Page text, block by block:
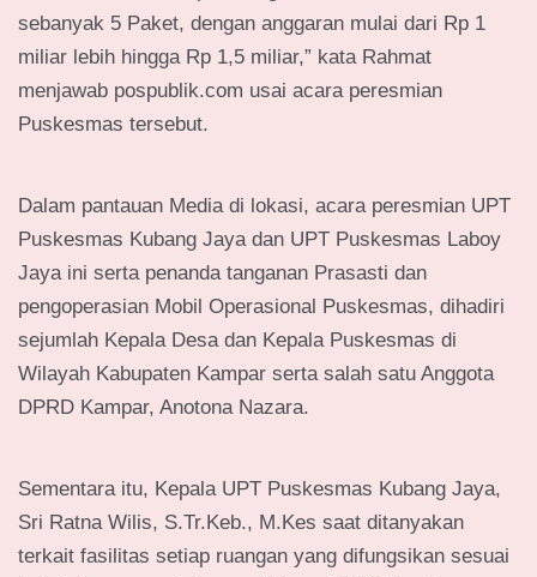
sebanyak 5 Paket, dengan anggaran mulai dari Rp 1
miliar lebih hingga Rp 1,5 miliar,” kata Rahmat
menjawab pospublik.com usai acara peresmian
Puskesmas tersebut.
Dalam pantauan Media di lokasi, acara peresmian UPT
Puskesmas Kubang Jaya dan UPT Puskesmas Laboy
Jaya ini serta penanda tanganan Prasasti dan
pengoperasian Mobil Operasional Puskesmas, dihadiri
sejumlah Kepala Desa dan Kepala Puskesmas di
Wilayah Kabupaten Kampar serta salah satu Anggota
DPRD Kampar, Anotona Nazara.
Sementara itu, Kepala UPT Puskesmas Kubang Jaya,
Sri Ratna Wilis, S.Tr.Keb., M.Kes saat ditanyakan
terkait fasilitas setiap ruangan yang difungsikan sesuai